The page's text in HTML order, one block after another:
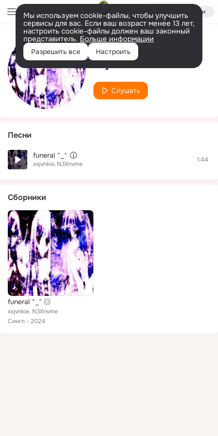
Войти
Мы используем cookie-файлы, чтобы улучшить
сервисы для вас. Если ваш возраст менее 13 лет,
настроить cookie-файлы должен ваш законный
представитель. Больше информации
Разрешить все Настроить
Исполнитель
xxjvnkie
Слушать
Песни
funeral ^_^
xxjvnkie N3Xnvme
1:44
Сборники
funeral ^_^
xxjvnkie, N3Xnvme
Сингл
2024